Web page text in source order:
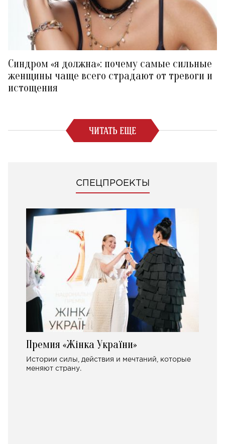
Синдром «я должна»: почему самые сильные
женщины чаще всего страдают от тревоги и
истощения
ЧИТАТЬ ЕЩЕ
СПЕЦПРОЕКТЫ
Премия «Жінка України»
Истории силы, действия и мечтаний, которые
меняют страну.